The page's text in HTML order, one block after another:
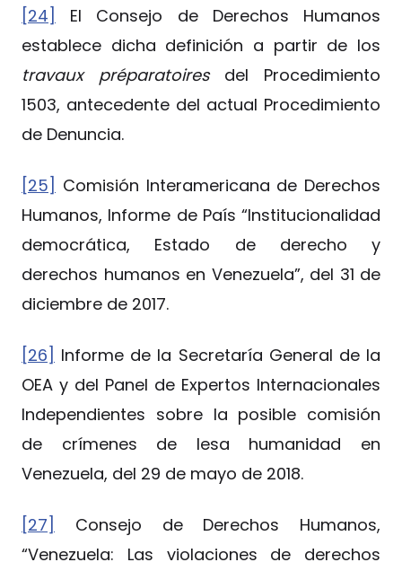
[24]
El Consejo de Derechos Humanos
establece dicha definición a partir de los
travaux préparatoiresdel Procedimiento
1503, antecedente del actual Procedimiento
de Denuncia.
[25] Comisión Interamericana de Derechos
Humanos, Informe de País “Institucionalidad
democrática, Estado de derecho y
derechos humanos en Venezuela”, del 31 de
diciembre de 2017.
[26] Informe de la Secretaría General de la
OEA y del Panel de Expertos Internacionales
Independientes sobre la posible comisión
de crímenes de lesa humanidad en
Venezuela, del 29 de mayo de 2018.
[27]
Consejo de Derechos Humanos,
“Venezuela: Las violaciones de derechos